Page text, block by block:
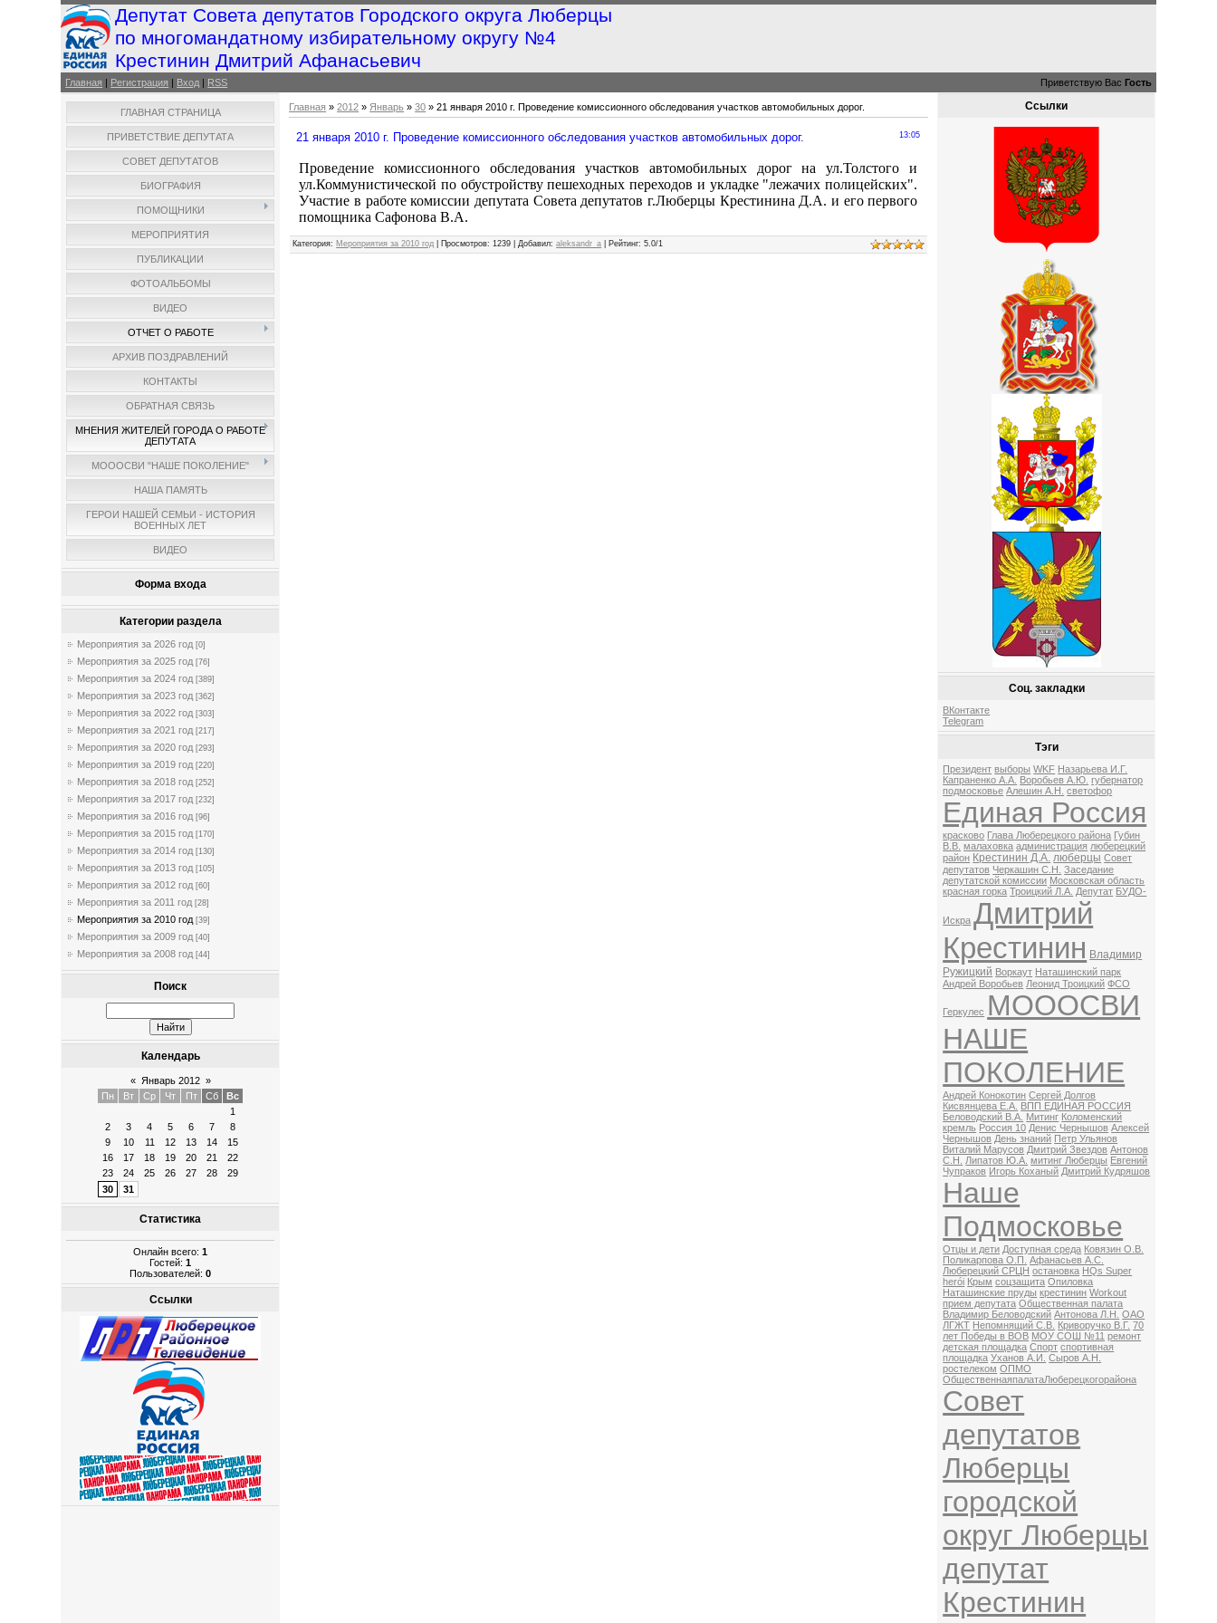
Депутат Совета депутатов Городского округа Люберцы
по многомандатному избирательному округу №4
Крестинин Дмитрий Афанасьевич
Главная | Регистрация | Вход | RSS Приветствую Вас Гость
ГЛАВНАЯ СТРАНИЦА
ПРИВЕТСТВИЕ ДЕПУТАТА
СОВЕТ ДЕПУТАТОВ
БИОГРАФИЯ
ПОМОЩНИКИ
МЕРОПРИЯТИЯ
ПУБЛИКАЦИИ
ФОТОАЛЬБОМЫ
ВИДЕО
ОТЧЕТ О РАБОТЕ
АРХИВ ПОЗДРАВЛЕНИЙ
КОНТАКТЫ
ОБРАТНАЯ СВЯЗЬ
МНЕНИЯ ЖИТЕЛЕЙ ГОРОДА О РАБОТЕ
ДЕПУТАТА
МОООСВИ "НАШЕ ПОКОЛЕНИЕ"
НАША ПАМЯТЬ
ГЕРОИ НАШЕЙ СЕМЬИ - ИСТОРИЯ
ВОЕННЫХ ЛЕТ
ВИДЕО
Форма входа
Категории раздела
Мероприятия за 2026 год [0]
Мероприятия за 2025 год [76]
Мероприятия за 2024 год [389]
Мероприятия за 2023 год [362]
Мероприятия за 2022 год [303]
Мероприятия за 2021 год [217]
Мероприятия за 2020 год [293]
Мероприятия за 2019 год [220]
Мероприятия за 2018 год [252]
Мероприятия за 2017 год [232]
Мероприятия за 2016 год [96]
Мероприятия за 2015 год [170]
Мероприятия за 2014 год [130]
Мероприятия за 2013 год [105]
Мероприятия за 2012 год [60]
Мероприятия за 2011 год [28]
Мероприятия за 2010 год [39]
Мероприятия за 2009 год [40]
Мероприятия за 2008 год [44]
Поиск
Календарь
« Январь 2012 »
Пн
Вт Ср Чт Пт Сб
Вс
1
2
3 4 5 6 7
8
9
10 11 12 13 14
15
16
17 18 19 20 21
22
23
24 25 26 27 28
29
30
31
Статистика
Онлайн всего:1
Гостей:1
Пользователей:0
Ссылки
Главная »2012 » Январь » 30 » 21 января 2010 г. Проведение комиссионного обследования участков автомобильных дорог.
13:05
21 января 2010 г. Проведение комиссионного обследования участков автомобильных дорог.
Проведение комиссионного обследования участков автомобильных дорог на ул.Толстого и
ул.Коммунистической по обустройству пешеходных переходов и укладке "лежачих полицейских".
Участие в работе комиссии депутата Совета депутатов г.Люберцы Крестинина Д.А. и его первого
помощника Сафонова В.А.
Категория: Мероприятия за 2010 год Просмотров: 1239 | Добавил:aleksandr_a Рейтинг:5.0/1
Ссылки
Соц. закладки
ВКонтакте
Telegram
Тэги
Президент выборы WKF Назарьева И.Г.
Капраненко А.А. Воробьев А.Ю. губернатор
подмосковье Алешин А.Н. светофор
Единая Россия
красково Глава Люберецкого района Губин
В.В. малаховка администрация люберецкий
район Крестинин Д.А. люберцы Совет
депутатов Черкашин С.Н.
Заседание
депутатской комиссии Московская область
красная горка Троицкий Л.А. Депутат БУДО-
Искра Дмитрий
Крестинин Владимир
Ружицкий Воркаут Наташинский парк
Андрей Воробьев Леонид Троицкий ФСО
Геркулес МОООСВИ
НАШЕ
ПОКОЛЕНИЕ
Андрей Конокотин Сергей Долгов
Кисвянцева Е.А. ВПП ЕДИНАЯ РОССИЯ
Беловодский В.А. Митинг Коломенский
кремль Россия 10 Денис Чернышов Алексей
Чернышов День знаний Петр Ульянов
Виталий Марусов Дмитрий Звездов Антонов
С.Н.
Липатов Ю.А. митинг Люберцы Евгений
Чупраков Игорь Коханый Дмитрий Кудряшов
Наше
Подмосковье
Отцы и дети Доступная среда Ковязин О.В.
Поликарпова О.П.
Афанасьев А.С.
Люберецкий СРЦН остановка HQs Super
herói Крым соцзащита Опиловка
Наташинские пруды крестинин Workout
прием депутата Общественная палата
Владимир Беловодский Антонова Л.Н.
ОАО
ЛГЖТ Непомнящий С.В. Криворучко В.Г. 70
лет Победы в ВОВ МОУ СОШ №11 ремонт
детская площадка Спорт спортивная
площадка Уханов А.И.
Сыров А.Н.
ростелеком ОПМО
ОбщественнаяпалатаЛюберецкогорайона
Совет
депутатов
Люберцы
городской
округ Люберцы
депутат
Крестинин